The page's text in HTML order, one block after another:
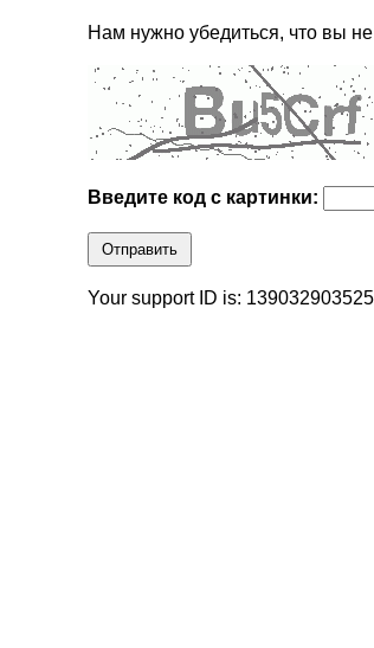
Нам нужно убедиться, что вы
Введите код с картинки:
Отправить
Your support ID is: